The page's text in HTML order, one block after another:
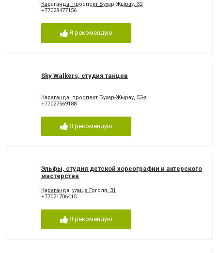
Караганда, проспект Бухар-Жырау, 32
+77028477156
Я рекомендую
Sky Walkers, студия танцев
Караганда, проспект Бухар-Жырау, 53-а
+77027569188
Я рекомендую
Эльфы, студия детской хореографии и актерского
мастерства
Караганда, улица Гоголя, 31
+77021706415
Я рекомендую